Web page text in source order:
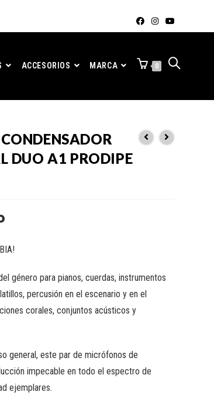
ACCESORIOS MARCA 0
DUO A1 PRODIPE
género para pianos, cuerdas, instrumentos
percusión en el escenario y en el
corales, conjuntos acústicos y
general, este par de micrófonos de
impecable en todo el espectro de
ejemplares.